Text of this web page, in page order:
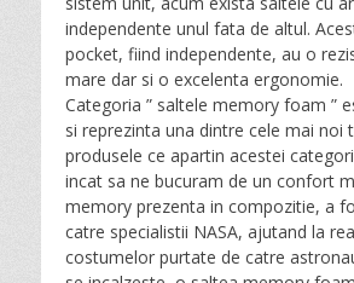
independente unul fata de altul.
pocket, fiind independente, au o
mare dar si o excelenta ergonomie.
Categoria ” saltele memory foam ”
si reprezinta una dintre cele mai noi
produsele ce apartin acestei
incat sa ne bucuram de un confort
memory prezenta in compozitie, a
catre specialistii NASA, ajutand la
costumelor purtate de catre